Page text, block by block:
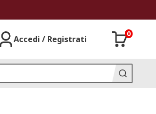
Accedi / Registrati
0